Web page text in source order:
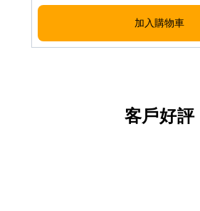
加入購物車
客戶好評